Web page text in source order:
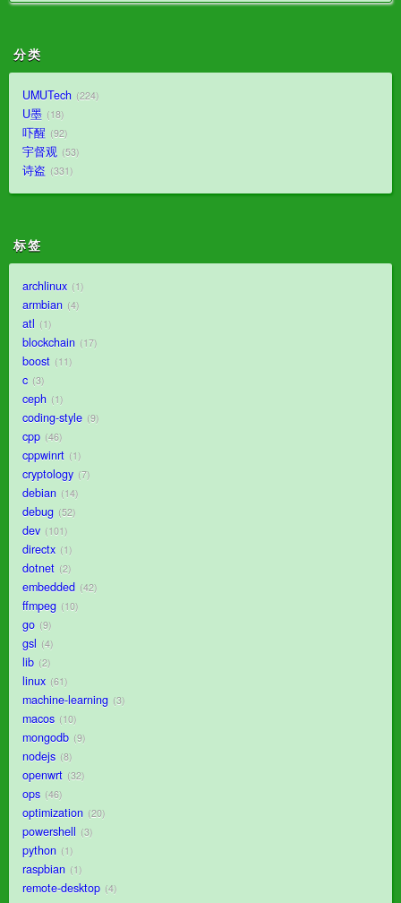
分类
UMUTech 224
U墨 18
吓醒 92
宇督观 53
诗盗 331
标签
archlinux 1
armbian 4
atl 1
blockchain 17
boost 11
c 3
ceph 1
coding-style 9
cpp 46
cppwinrt 1
cryptology 7
debian 14
debug 52
dev 101
directx 1
dotnet 2
embedded 42
ffmpeg 10
go 9
gsl 4
lib 2
linux 61
machine-learning 3
macos 10
mongodb 9
nodejs 8
openwrt 32
ops 46
optimization 20
powershell 3
python 1
raspbian 1
remote-desktop 4